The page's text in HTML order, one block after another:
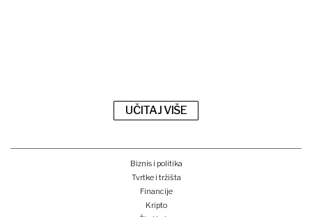
UČITAJ VIŠE
Biznis i politika
Tvrtke i tržišta
Financije
Kripto